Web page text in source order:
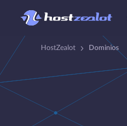
HostZealot Dominios